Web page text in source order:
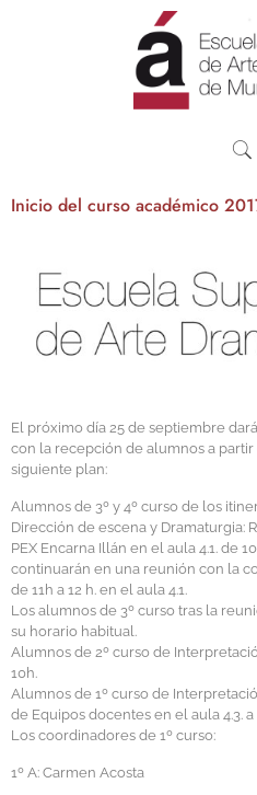
Inicio del curso académico
El próximo día 25 de septiembre
con la recepción de alumnos a partir
siguiente plan:
Alumnos de 3º y 4º curso de los
Dirección de escena y Dramaturgia:
PEX Encarna Illán en el aula 4.1. de
continuarán en una reunión con la
de 11h a 12 h. en el aula 4.1.
Los alumnos de 3º curso tras la
su horario habitual.
Alumnos de 2º curso de
10h.
Alumnos de 1º curso de
de Equipos docentes en el aula 4.3. a
Los coordinadores de 1º curso:
1º A: Carmen Acosta